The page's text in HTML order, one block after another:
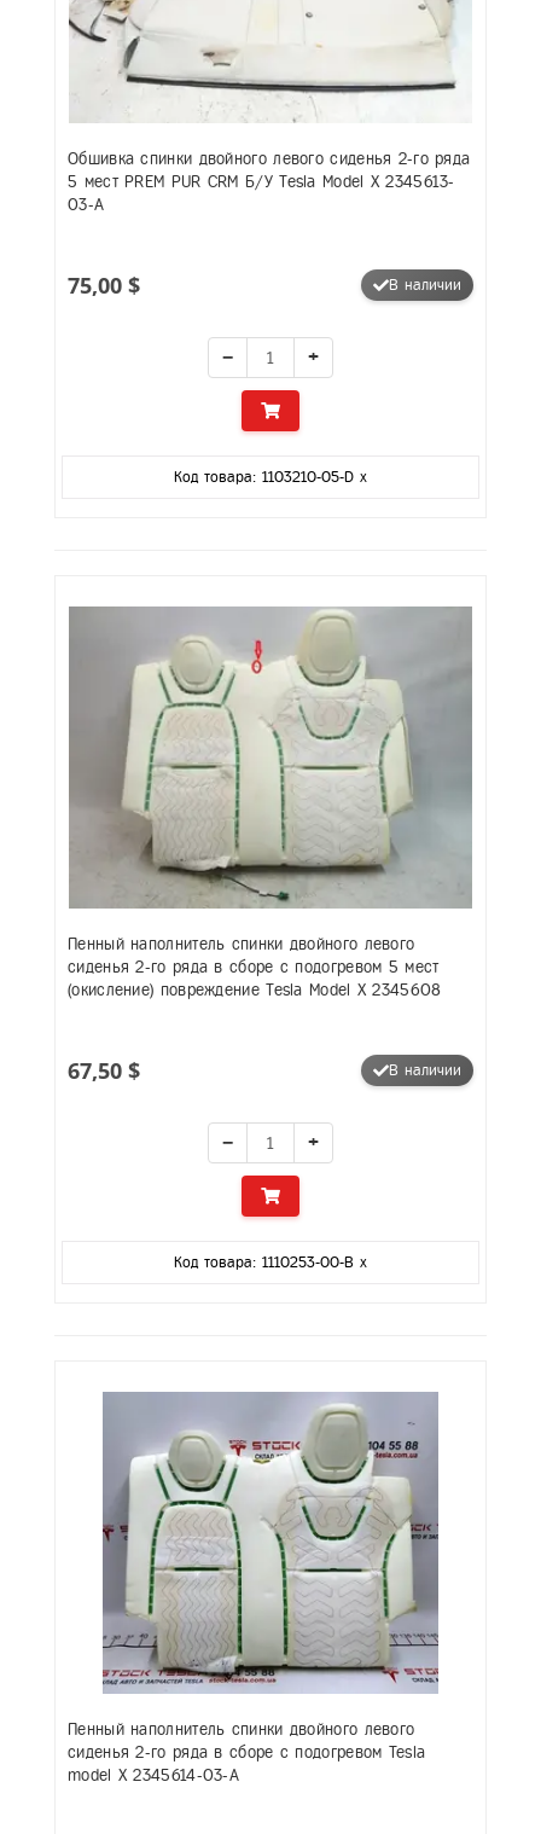
Обшивка спинки двойного левого сиденья 2-го ряда
5 мест PREM PUR CRM Б/У Tesla Model X 2345613-
03-A
75,00 $ В наличии
− +
Код товара: 1103210-05-D x
Пенный наполнитель спинки двойного левого
сиденья 2-го ряда в сборе с подогревом 5 мест
(окисление) повреждение Tesla Model X 2345608
67,50 $ В наличии
− +
Код товара: 1110253-00-B x
Пенный наполнитель спинки двойного левого
сиденья 2-го ряда в сборе с подогревом Tesla
model X 2345614-03-A